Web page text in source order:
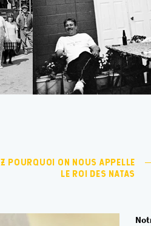
POURQUOI ON NOUS APPELLE
LE ROI DES NATAS